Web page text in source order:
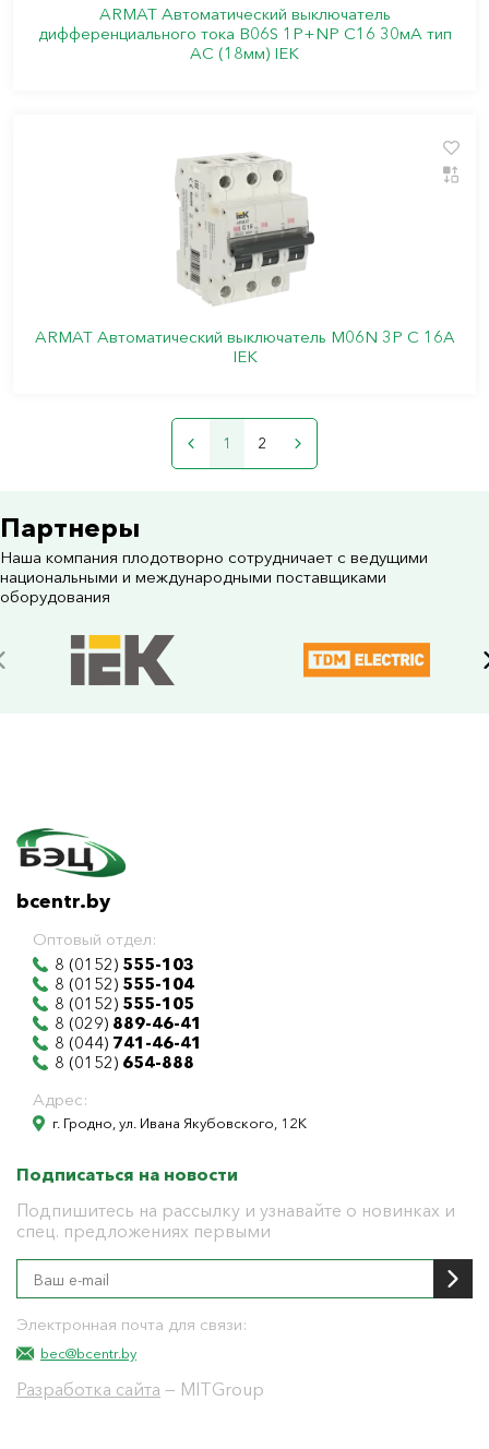
ARMAT Автоматический выключатель
дифференциального тока B06S 1P+NP C16 30мА тип
AC (18мм) IEK
ARMAT Автоматический выключатель M06N 3P C 16А
IEK
1 2
Партнеры
Наша компания плодотворно сотрудничает с ведущими
национальными и международными поставщиками
оборудования
bcentr.by
Оптовый отдел:
8 (0152) 555-103
8 (0152) 555-104
8 (0152) 555-105
8 (029) 889-46-41
8 (044) 741-46-41
8 (0152) 654-888
Адрес:
г. Гродно, ул. Ивана Якубовского, 12К
Подписаться на новости
Подпишитесь на рассылку и узнавайте о новинках и
спец. предложениях первыми
Электронная почта для связи:
bec@bcentr.by
Разработка сайта — MITGroup